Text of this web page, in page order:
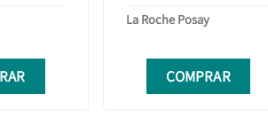
La Roche Posay
COMPRAR